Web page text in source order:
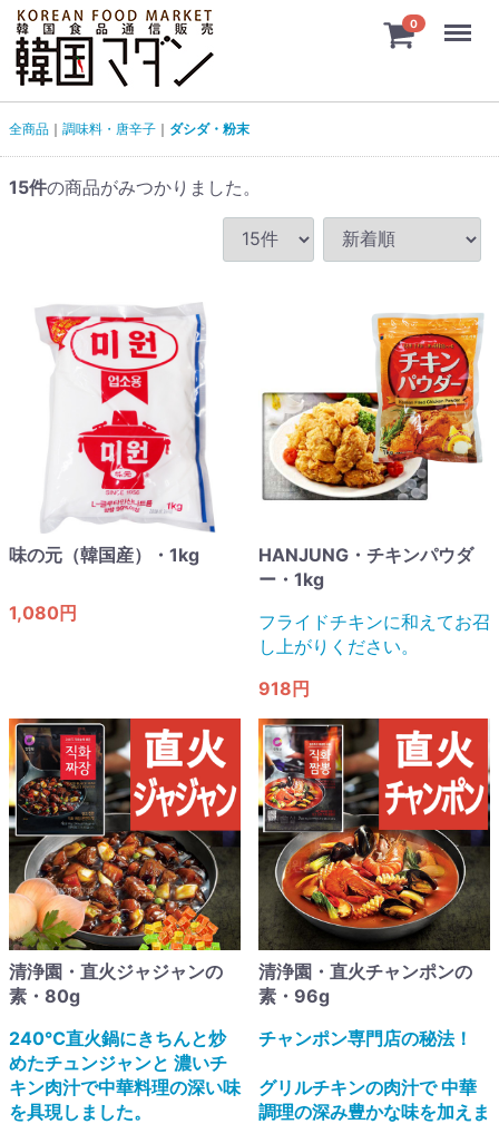
0 Menu
全商品 調味料・唐辛子 ダシダ・粉末
15件の商品がみつかりました。
味の元（韓国産）・1kg
1,080円
HANJUNG・チキンパウダ
ー・1kg
フライドチキンに和えてお召
し上がりください。
918円
清浄園・直火ジャジャンの
素・80g
240℃直火鍋にきちんと炒
めたチュンジャンと 濃いチ
キン肉汁で中華料理の深い味
を具現しました。
清浄園・直火チャンポンの
素・96g
チャンポン専門店の秘法！
グリルチキンの肉汁で 中華
調理の深み豊かな味を加えま